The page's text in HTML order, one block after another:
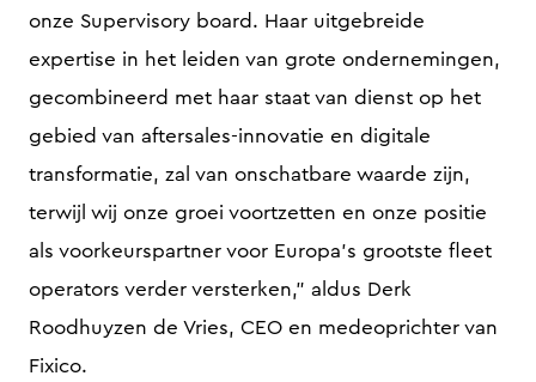
onze Supervisory board. Haar uitgebreide
expertise in het leiden van grote ondernemingen,
gecombineerd met haar staat van dienst op het
gebied van aftersales-innovatie en digitale
transformatie, zal van onschatbare waarde zijn,
terwijl wij onze groei voortzetten en onze positie
als voorkeurs­partner voor Europa’s grootste fleet
operators verder versterken,” aldus Derk
Roodhuyzen de Vries, CEO en medeoprichter van
Fixico.